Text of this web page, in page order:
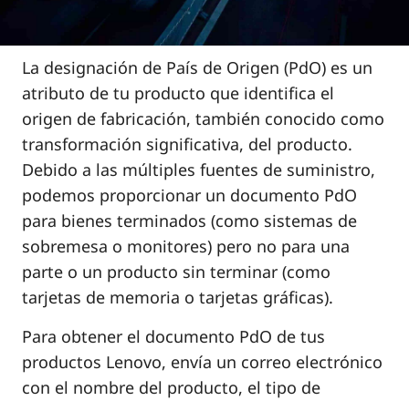
t
i
La designación de País de Origen (PdO) es un
atributo de tu producto que identifica el
origen de fabricación, también conocido como
transformación significativa, del producto.
Debido a las múltiples fuentes de suministro,
podemos proporcionar un documento PdO
para bienes terminados (como sistemas de
sobremesa o monitores) pero no para una
parte o un producto sin terminar (como
tarjetas de memoria o tarjetas gráficas).
Para obtener el documento PdO de tus
productos Lenovo, envía un correo electrónico
con el nombre del producto, el tipo de